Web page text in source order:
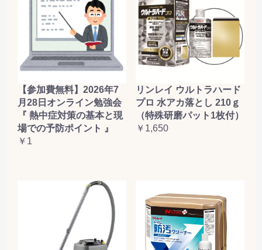
【参加費無料】2026年7
月28日オンライン勉強会
『 熱中症対策の基本と現
場での予防ポイント 』
￥1
リンレイ ウルトラハード
プロ 水アカ落とし 210ｇ
（特殊研磨パット1枚付）
￥1,650